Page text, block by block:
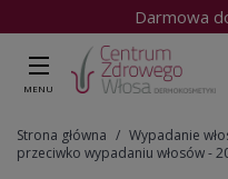
Kup do
MENU
Strona główna Wypadanie
przeciwko wypadaniu włosów -